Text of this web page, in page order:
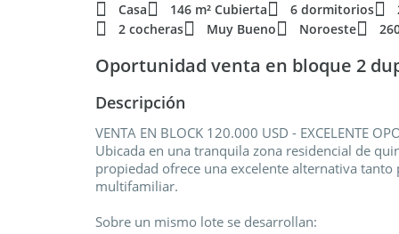
Casa 146 m² Cubierta 6 dormitorios
2 cocheras
Muy Bueno Noroeste
Oportunidad venta en bloque 2
Descripción
VENTA EN BLOCK 120.000 USD - EXCELENTE
Ubicada en una tranquila zona residencial de
propiedad ofrece una excelente alternativa
multifamiliar.
Sobre un mismo lote se desarrollan: